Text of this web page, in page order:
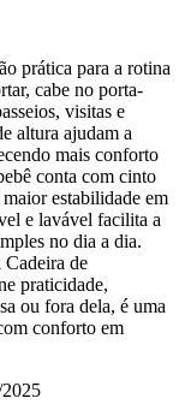
prática para a rotina
cabe no porta-
visitas e
altura ajudam a
mais conforto
conta com cinto
estabilidade em
e lavável facilita a
no dia a dia.
Cadeira de
praticidade,
ou fora dela, é uma
conforto em